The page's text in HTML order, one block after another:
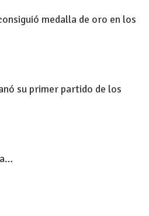
medalla de oro en los
su primer partido de los